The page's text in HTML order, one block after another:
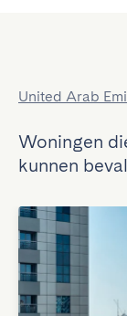
United Arab
Woningen
kunnen